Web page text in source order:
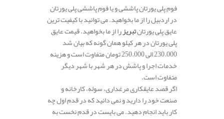
فوم پلی یورتان پاششی و یا فوم پاششی پلی یورتان
در اردبیل را از ما بخواهید. می توانید با کیفیت ترین
عایق پلی یورتانتبریزرا از ما بخواهید. قیمت عایق
پلی یورتان در هر کیلو همان گونه که بیان شد
230.000 الی 250.000 تومان متفاوت است و هزینه
خدمات اجرا و پاشش در هر شهر با شهر دیگر
متفاوت است.
اگر قصد عایقکاری مرغداری، سوله، کارخانه و
صنعت خود را دارید و نمی دانید که در قدم اول چه
کار باید انجام دهید. می بایست در قدم نخست به